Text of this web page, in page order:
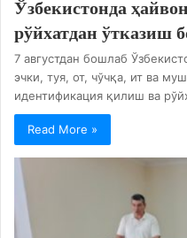
Ўзбекистонда
рўйхатдан ўтказиш
7 августдан бошлаб
эчки, туя, от, чўчқа, ит ва
идентификация қилиш ва
Read More »